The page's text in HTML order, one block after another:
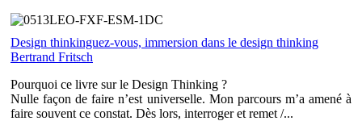
Design thinkinguez-vous, immersion dans le design thinking
Bertrand Fritsch
Pourquoi ce livre sur le Design Thinking ?
Nulle façon de faire n’est universelle. Mon parcours m’a amené à
faire souvent ce constat. Dès lors, interroger et remet /...